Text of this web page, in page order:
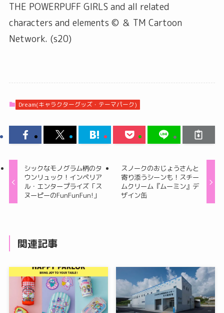
THE POWERPUFF GIRLS and all related
characters and elements © ＆ TM Cartoon
Network. (s20)
Dream(キャラクターグッズ・テーマパーク)
シックなモノグラム柄のタ
ウンリュック！インペリア
ル・エンタープライズ「ス
ヌーピーのFunFunFun!」
スノークのおじょうさんと
寄り添うシーンも！スチー
ムクリーム『ムーミン』デ
ザイン缶
関連記事